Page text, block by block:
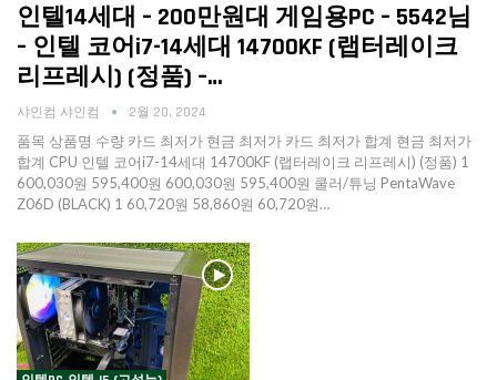
인텔14세대 – 200만원대 게임용PC – 5542님
– 인텔 코어i7-14세대 14700KF (랩터레이크
리프레시) (정품) –…
샤인컴 샤인컴 2월 20, 2024
품목 상품명 수량 카드 최저가 현금 최저가 카드 최저가 합계 현금 최저가
합계 CPU 인텔 코어i7-14세대 14700KF (랩터레이크 리프레시) (정품) 1
600,030원 595,400원 600,030원 595,400원 쿨러/튜닝 PentaWave
Z06D (BLACK) 1 60,720원 58,860원 60,720원…